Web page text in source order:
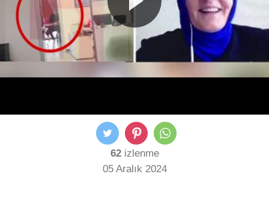
62izlenme
05 Aralık 2024